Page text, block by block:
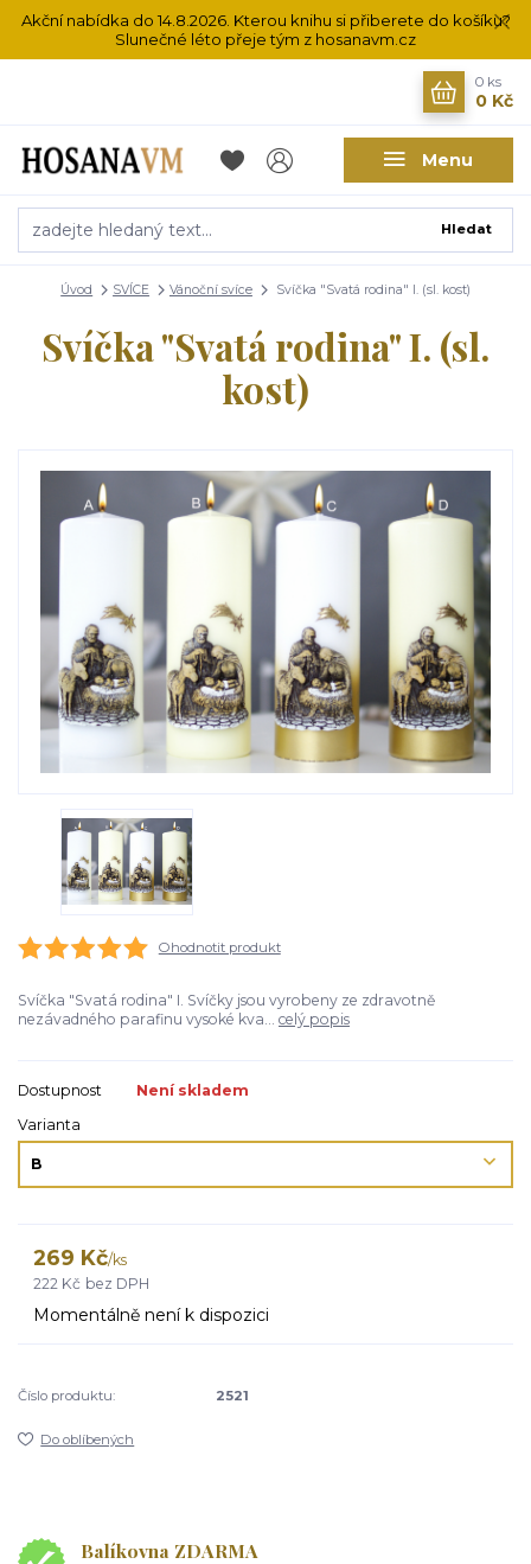
Akční nabídka do 14.8.2026. Kterou knihu si přiberete do košíku?
Slunečné léto přeje tým z hosanavm.cz
Menu
Hledat
0 ks
0 Kč
Úvod SVÍCE Vánoční svíce Svíčka "Svatá rodina" I. (sl. kost)
Svíčka "Svatá rodina" I. (sl.
kost)
Ohodnotit produkt
Svíčka "Svatá rodina" I. Svíčky jsou vyrobeny ze zdravotně
nezávadného parafinu vysoké kva... celý popis
Dostupnost
Není skladem
Varianta
269 Kč/ks
222 Kč bez DPH
Momentálně není k dispozici
Číslo produktu: 2521
Do oblíbených
Balíkovna ZDARMA